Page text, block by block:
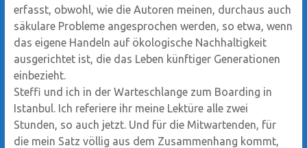
erfasst, obwohl, wie die Autoren meinen, durchaus auch
säkulare Probleme angesprochen werden, so etwa, wenn
das eigene Handeln auf ökologische Nachhaltigkeit
ausgerichtet ist, die das Leben künftiger Generationen
einbezieht.
Steffi und ich in der Warteschlange zum Boarding in
Istanbul. Ich referiere ihr meine Lektüre alle zwei
Stunden, so auch jetzt. Und für die Mitwartenden, für
die mein Satz völlig aus dem Zusammenhang kommt,